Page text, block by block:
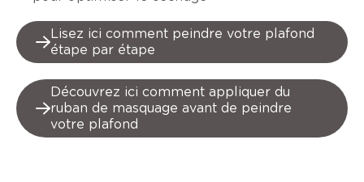
Lisez ici comment peindre votre plafond
étape par étape
Découvrez ici comment appliquer du
ruban de masquage avant de peindre
votre plafond